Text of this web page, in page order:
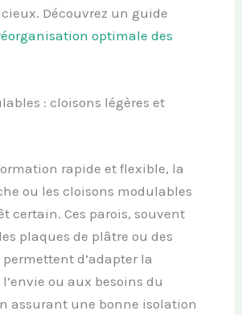
Découvrez un guide
optimale des
: cloisons légères et
rapide et flexible, la
ou les cloisons modulables
certain. Ces parois, souvent
plaques de plâtre ou des
d’adapter la
ou aux besoins du
assurant une bonne isolation